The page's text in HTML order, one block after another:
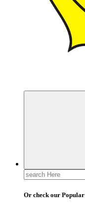
Search
for:
Or check our